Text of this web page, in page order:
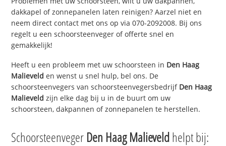
dakkapel of zonnepanelen laten reinigen? Aarzel niet en
neem direct contact met ons op via 070-2092008. Bij ons
regelt u een schoorsteenveger of offerte snel en
gemakkelijk!
Heeft u een probleem met uw schoorsteen in Den Haag
Malieveld en wenst u snel hulp, bel ons. De
schoorsteenvegers van schoorsteenvegersbedrijf Den Haag
Malieveld zijn elke dag bij u in de buurt om uw
schoorsteen, dakpannen of zonnepanelen te herstellen.
Schoorsteenveger Den Haag Malieveldhelpt bij: